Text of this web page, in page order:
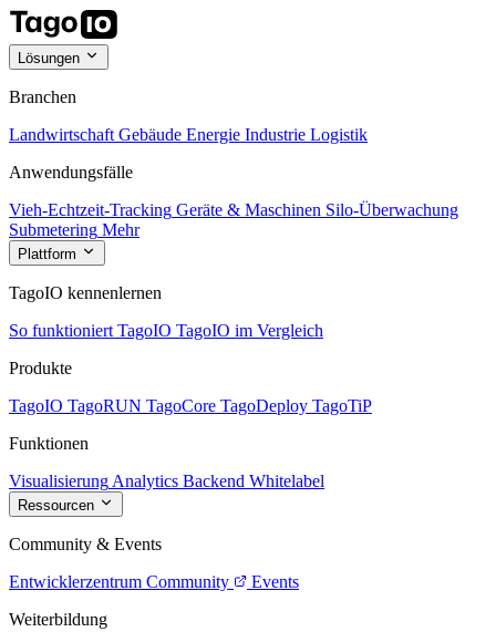
Lösungen
Branchen
Landwirtschaft Gebäude Energie Industrie Logistik
Anwendungsfälle
Vieh-Echtzeit-Tracking Geräte & Maschinen Silo-Überwachung
Submetering Mehr
Plattform
TagoIO kennenlernen
So funktioniert TagoIO TagoIO im Vergleich
Produkte
TagoIO TagoRUN TagoCore TagoDeploy TagoTiP
Funktionen
Visualisierung Analytics Backend Whitelabel
Ressourcen
Community & Events
Entwicklerzentrum Community
Events
Weiterbildung